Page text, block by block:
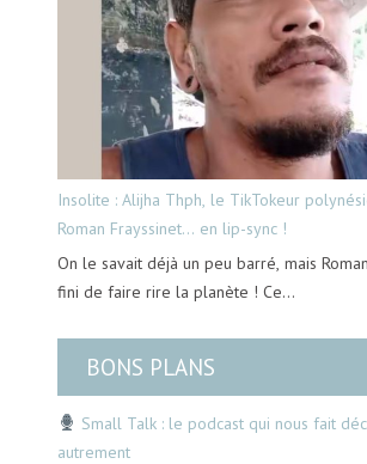
Insolite : Alijha Thph, le TikTokeur
Roman Frayssinet… en lip-sync !
On le savait déjà un peu barré, mais
fini de faire rire la planète ! Ce…
BONS PLANS
Small Talk : le podcast qui nous fait
autrement